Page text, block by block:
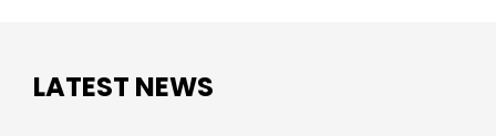
LATEST NEWS